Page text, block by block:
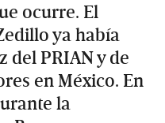
ocurre. El
ya había
del PRIAN y de
en México. En
la